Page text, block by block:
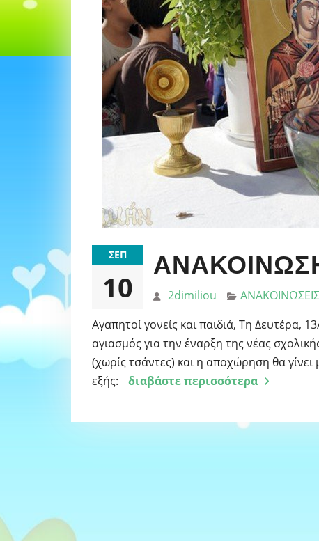
ΣΕΠ
10 2dimiliou ΑΝΑΚΟΙΝΩΣΕΙΣ
Αγαπητοί γονείς και παιδιά, Τη Δευτέρα,
αγιασμός για την έναρξη της νέας
(χωρίς τσάντες) και η αποχώρηση θα
εξής:
διαβάστε περισσότερα